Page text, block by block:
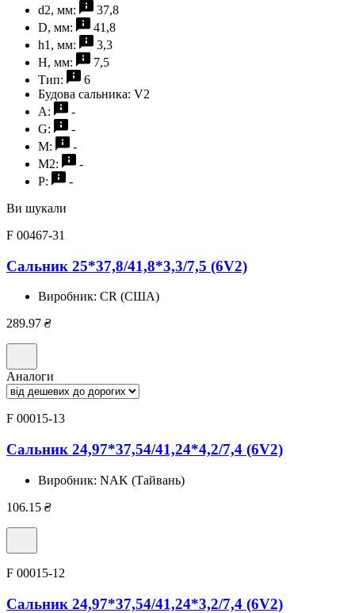
d2, мм:
37,8
D, мм:
41,8
h1, мм:
3,3
H, мм:
7,5
Тип:
6
Будова сальника: V2
A:
-
G:
-
M:
-
M2:
-
P:
-
Ви шукали
F 00467-31
Сальник 25*37,8/41,8*3,3/7,5 (6V2)
Виробник: CR (США)
289.97 ₴
Аналоги
F 00015-13
Сальник 24,97*37,54/41,24*4,2/7,4 (6V2)
Виробник: NAK (Тайвань)
106.15 ₴
F 00015-12
Сальник 24,97*37,54/41,24*3,2/7,4 (6V2)